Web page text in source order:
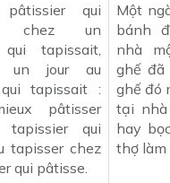
qui
chez un
tapissait,
un jour au
tapissait :
pâtisser
qui
tapisser chez
qui pâtisse.
Một
bánh
nhà
ghế đã
ghế đó
tại
hay
thợ